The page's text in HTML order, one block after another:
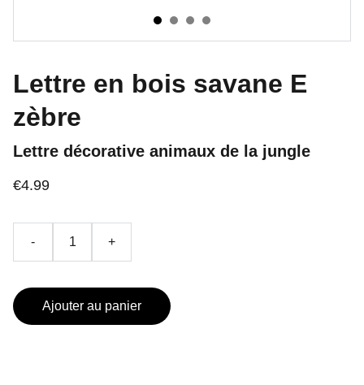
Lettre en bois savane E
zèbre
Lettre décorative animaux de la jungle
€4.99
- +
Ajouter au panier